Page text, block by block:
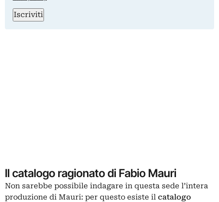
Iscriviti
Il catalogo ragionato di Fabio Mauri
Non sarebbe possibile indagare in questa sede l’intera
produzione di Mauri: per questo esiste il catalogo